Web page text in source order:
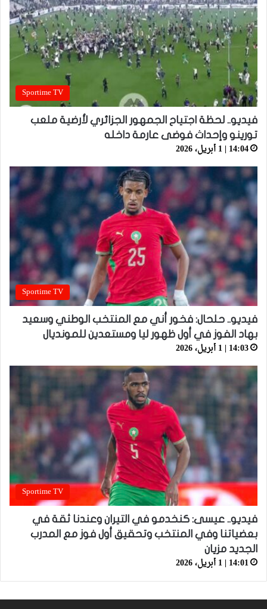
Sportime TV
فيديو.. لحظة اجتياح الجمهور الجزائري لأرضية ملعب
تورينو وإحداث فوضى عارمة داخله
14:04 | 1 أبريل، 2026
Sportime TV
فيديو.. حلحال: فخور أني مع المنتخب الوطني وسعيد
بهاد الفوز في أول ظهور ليا ومستعدين للمونديال
14:03 | 1 أبريل، 2026
Sportime TV
فيديو.. عيسى: كنخدمو في التيران وعندنا ثقة في
بعضياتنا وفي المنتخب وتحقيق أول فوز مع المدرب
الجديد مزيان
14:01 | 1 أبريل، 2026